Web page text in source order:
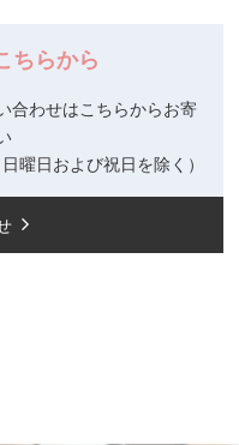
ちらから
合わせはこちらからお寄
曜日および祝日を除く）